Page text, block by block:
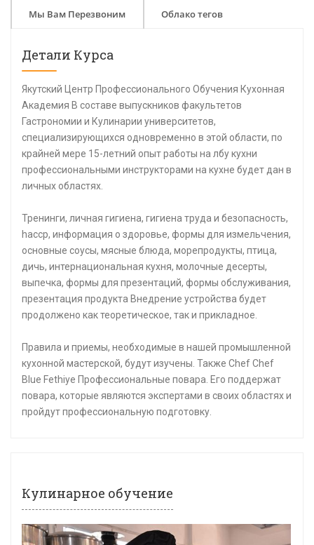
Мы Вам Перезвоним Облако тегов
Детали Курса
Якутский Центр Профессионального Обучения Кухонная
Академия В составе выпускников факультетов
Гастрономии и Кулинарии университетов,
специализирующихся одновременно в этой области, по
крайней мере 15-летний опыт работы на лбу кухни
профессиональными инструкторами на кухне будет дан в
личных областях.
Тренинги, личная гигиена, гигиена труда и безопасность,
haccp, информация о здоровье, формы для измельчения,
основные соусы, мясные блюда, морепродукты, птица,
дичь, интернациональная кухня, молочные десерты,
выпечка, формы для презентаций, формы обслуживания,
презентация продукта Внедрение устройства будет
продолжено как теоретическое, так и прикладное.
Правила и приемы, необходимые в нашей промышленной
кухонной мастерской, будут изучены. Также Chef Chef
Blue Fethiye Профессиональные повара. Его поддержат
повара, которые являются экспертами в своих областях и
пройдут профессиональную подготовку.
Кулинарное обучение